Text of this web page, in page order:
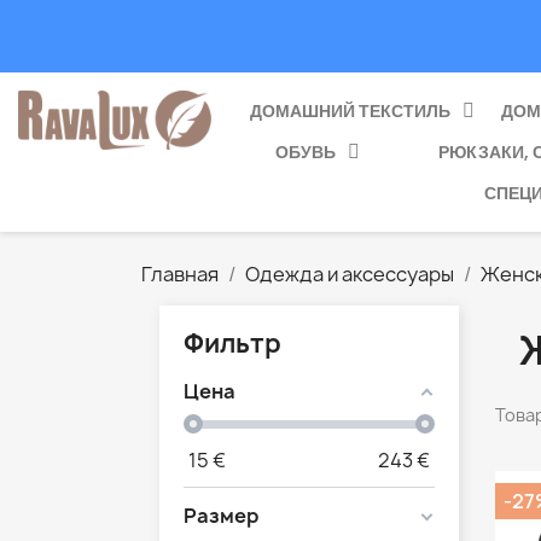
ДОМАШНИЙ ТЕКСТИЛЬ
ОБУВЬ
РЮКЗАКИ,
Главная Одежда и аксессуары
Фильтр
Цена
15€ 243€
Размер
-